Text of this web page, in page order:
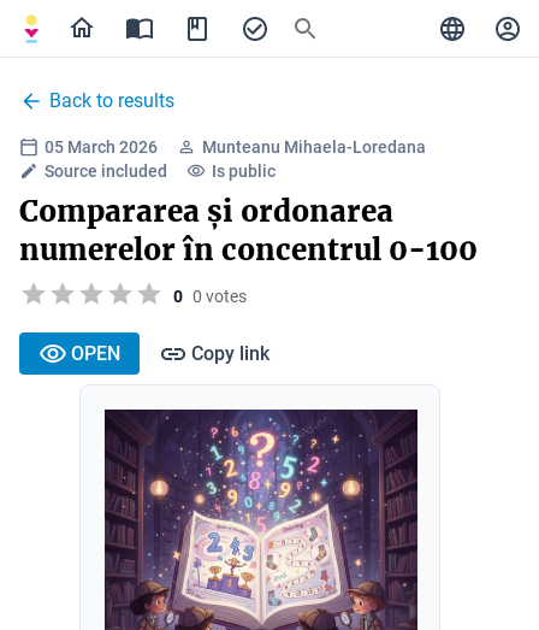
Back to results
05 March 2026
Munteanu Mihaela-Loredana
Source included
Is public
Compararea și ordonarea
numerelor în concentrul 0-100
0 0 votes
OPEN Copy link